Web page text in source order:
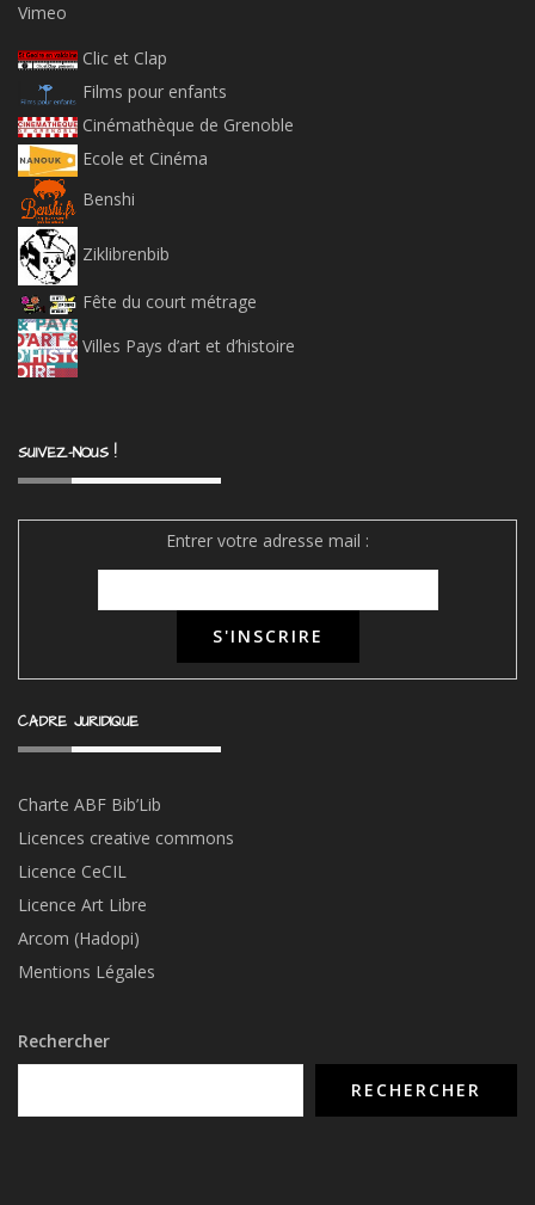
Vimeo
Clic et Clap
Films pour enfants
Cinémathèque de Grenoble
Ecole et Cinéma
Benshi
Ziklibrenbib
Fête du court métrage
Villes Pays d’art et d’histoire
SUIVEZ-NOUS !
Entrer votre adresse mail :
CADRE JURIDIQUE
Charte ABF Bib’Lib
Licences creative commons
Licence CeCIL
Licence Art Libre
Arcom (Hadopi)
Mentions Légales
Rechercher
RECHERCHER